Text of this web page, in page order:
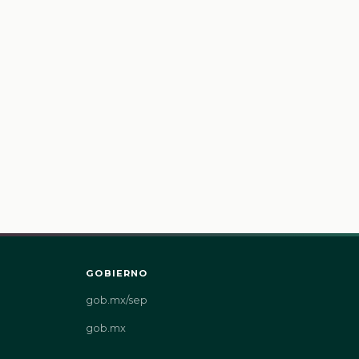
GOBIERNO
gob.mx/sep
gob.mx